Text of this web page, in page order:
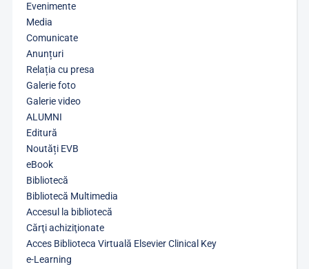
Evenimente
Media
Comunicate
Anunțuri
Relația cu presa
Galerie foto
Galerie video
ALUMNI
Editură
Noutăți EVB
eBook
Bibliotecă
Bibliotecă Multimedia
Accesul la bibliotecă
Cărţi achiziţionate
Acces Biblioteca Virtuală Elsevier Clinical Key
e-Learning